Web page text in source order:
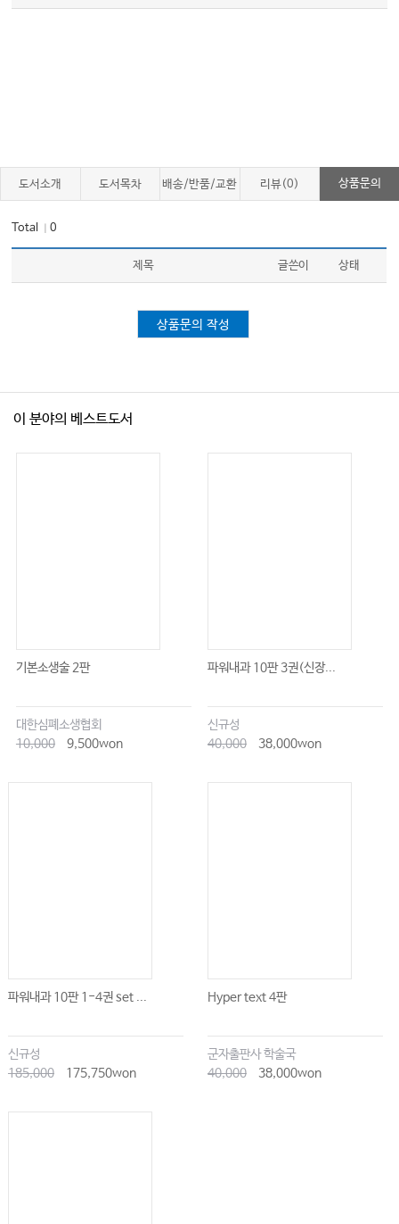
도서소개 도서목차 배송/반품/교환 리뷰(0) 상품문의
Total ｜0
제목 글쓴이 상태
상품문의 작성
이 분야의 베스트도서
기본소생술 2판
대한심폐소생협회
10,000
9,500won
파워내과 10판 3권(신장...
신규성
40,000
38,000won
파워내과 10판 1-4권 set ...
신규성
185,000
175,750won
Hyper text 4판
군자출판사 학술국
40,000
38,000won